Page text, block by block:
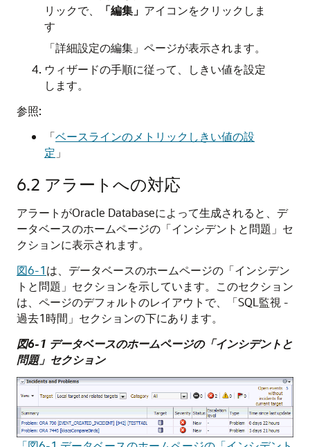
リックで、
「編集」 アイコンをクリックしま
す
「詳細設定の編集」ページが表示されます。
ウィザードの手順に従って、しきい値を設定
します。
参照:
「ベースラインのメトリックしきい値の設
定 」
6.2 アラートへの対応
アラートがOracle Databaseによって生成されると、デ
ータベースのホームページの「インシデントと問題」セ
クションに表示されます。
図6-1は、データベースのホームページの「インシデン
トと問題」セクションを示しています。このセクション
は、ページのデフォルトのレイアウトで、「SQL監視 -
過去1時間」セクションの下にあります。
図6-1 データベースのホームページの「インシデントと
問題」セクション